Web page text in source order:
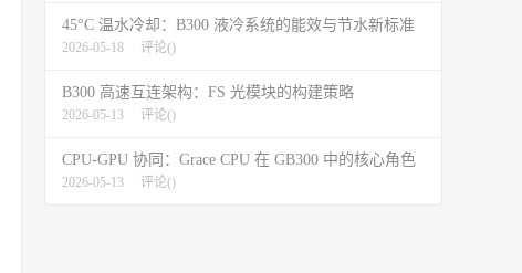
45°C 温水冷却：B300 液冷系统的能效与节水新标准
2026-05-18 评论()
B300 高速互连架构：FS 光模块的构建策略
2026-05-13 评论()
CPU-GPU 协同：Grace CPU 在 GB300 中的核心角色
2026-05-13 评论()